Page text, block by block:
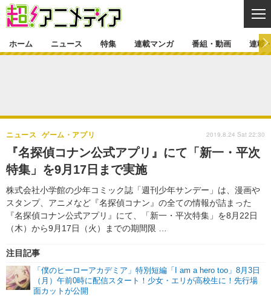
ゲーム・アプリ マンガ
グッズ
声優 コスプレ
舞台 新帝スタ
特集一覧 カバー
ラキりす
連載マンガ
連載マンガ一覧 連載一覧
番組・動画
番組・動画一覧
動画
連載・ブログ
連載・ブログ一覧 コラム
編集部ブログ・お知らせ
ホーム ニュース 特集 連載マンガ 番組・動画 連載
『名探偵コナン公式アプリ』にて「新一・平次
特集」を9月17日まで実施
株式会社小学館の少年コミック誌「週刊少年サンデー」は、漫画や
スタンプ、アニメなど『名探偵コナン』の全ての情報が詰まった
『名探偵コナン公式アプリ』にて、「新一・平次特集」を8月22日
（木）から9月17日（火）までの期間限 …
ニュース ゲーム・アプリ
注目記事
「僕のヒーローアカデミア」特別短編「I am a hero too」8月3日
（月）午前0時に配信スタート！少女・エリが高校生に！先行場
面カットが公開
2019.8.24 Sat 22:30